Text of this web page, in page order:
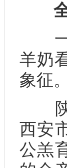
一
羊奶
象征。
陕
西安
公羔